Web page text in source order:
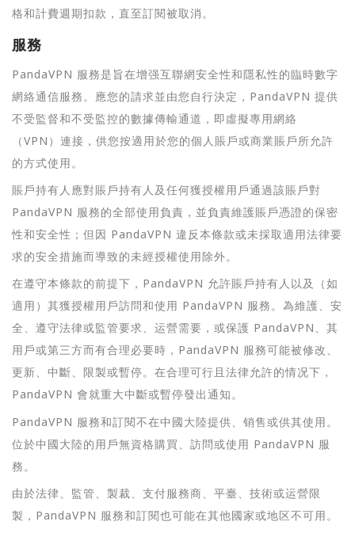
格和計費週期扣款，直至訂閱被取消。
服務
PandaVPN 服務是旨在增强互聯網安全性和隱私性的臨時數字
網絡通信服務。應您的請求並由您自行決定，PandaVPN 提供
不受監督和不受監控的數據傳輸通道，即虛擬專用網絡
（VPN）連接，供您按適用於您的個人賬戶或商業賬戶所允許
的方式使用。
賬戶持有人應對賬戶持有人及任何獲授權用戶通過該賬戶對
PandaVPN 服務的全部使用負責，並負責維護賬戶憑證的保密
性和安全性；但因 PandaVPN 違反本條款或未採取適用法律要
求的安全措施而導致的未經授權使用除外。
在遵守本條款的前提下，PandaVPN 允許賬戶持有人以及（如
適用）其獲授權用戶訪問和使用 PandaVPN 服務。為維護、安
全、遵守法律或監管要求、运營需要，或保護 PandaVPN、其
用戶或第三方而有合理必要時，PandaVPN 服務可能被修改、
更新、中斷、限製或暫停。在合理可行且法律允許的情况下，
PandaVPN 會就重大中斷或暫停發出通知。
PandaVPN 服務和訂閱不在中國大陸提供、销售或供其使用。
位於中國大陸的用戶無資格購買、訪問或使用 PandaVPN 服
務。
由於法律、監管、製裁、支付服務商、平臺、技術或运營限
製，PandaVPN 服務和訂閱也可能在其他國家或地区不可用。